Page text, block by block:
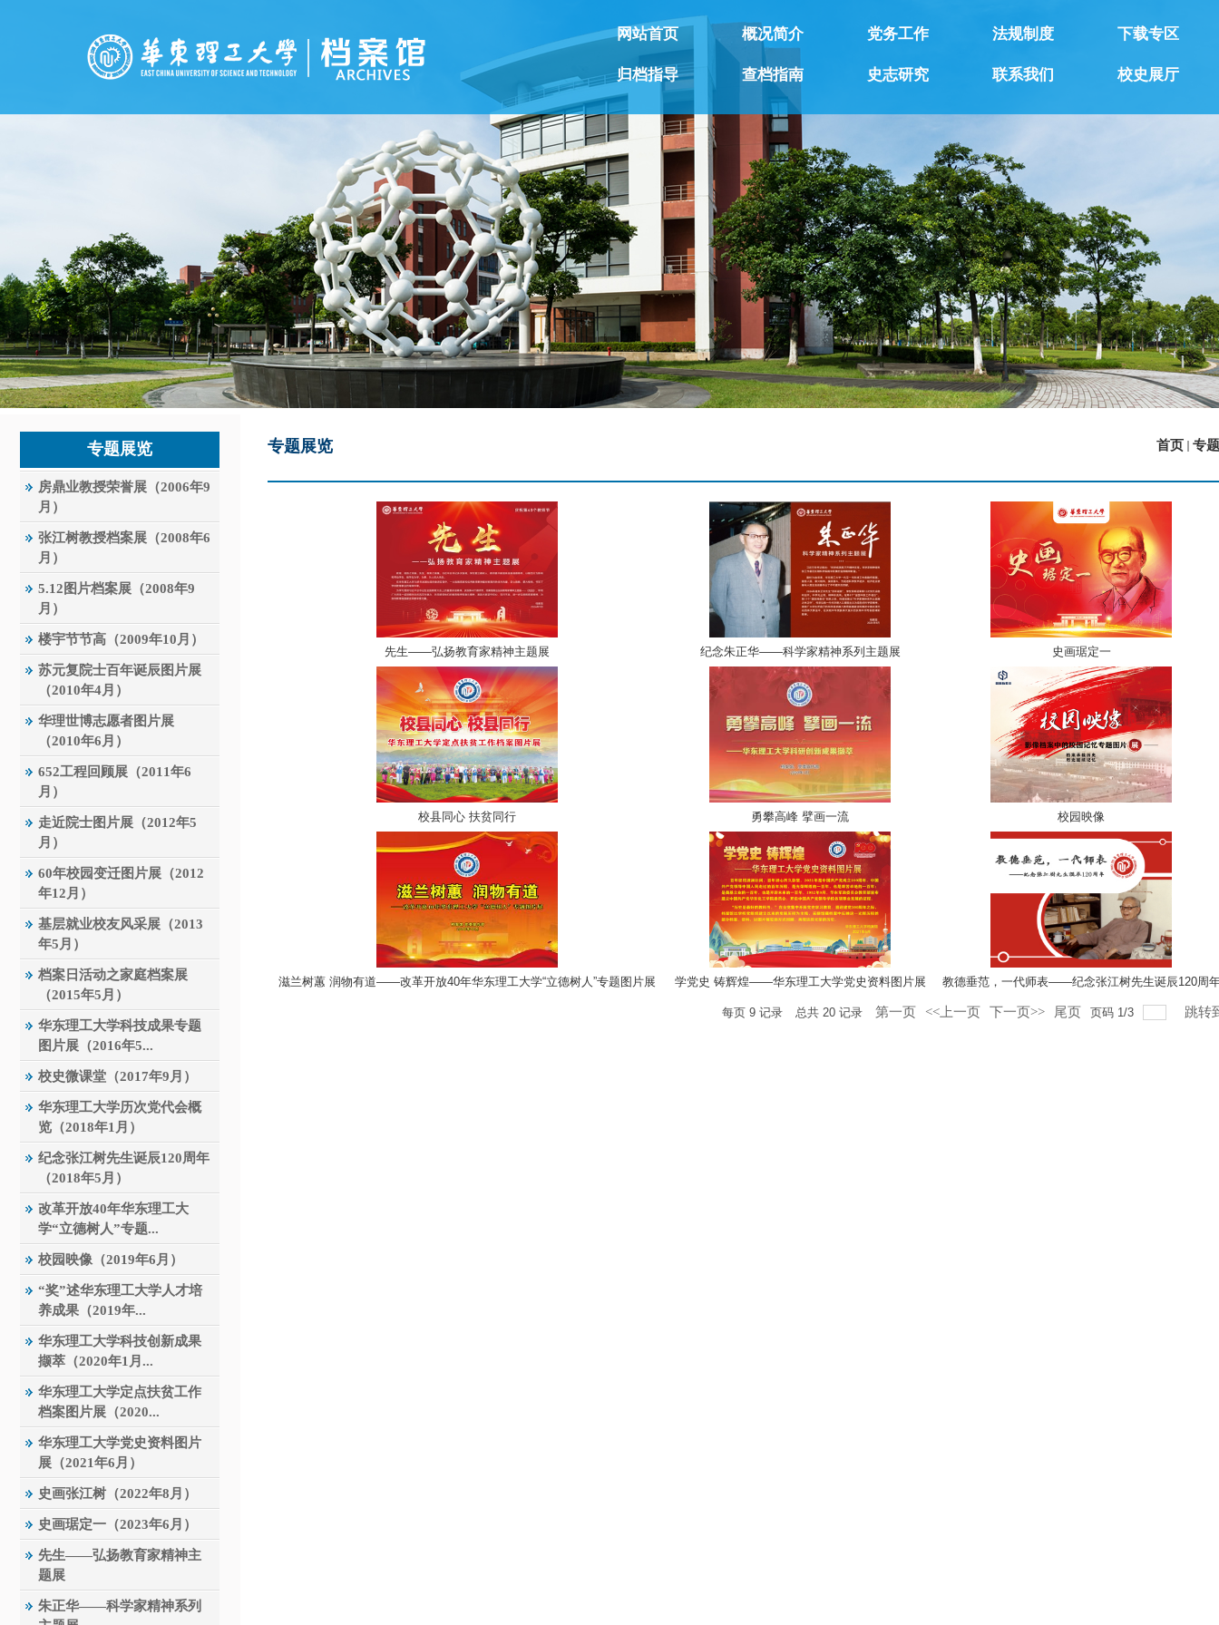
网站首页 概况简介 党务工作 法规制度 下载专区
归档指导 查档指南 史志研究 联系我们 校史展厅
专题展览
房鼎业教授荣誉展（2006年9
月）
张江树教授档案展（2008年6
月）
5.12图片档案展（2008年9
月）
楼宇节节高（2009年10月）
苏元复院士百年诞辰图片展
（2010年4月）
华理世博志愿者图片展
（2010年6月）
652工程回顾展（2011年6
月）
走近院士图片展（2012年5
月）
60年校园变迁图片展（2012
年12月）
基层就业校友风采展（2013
年5月）
档案日活动之家庭档案展
（2015年5月）
华东理工大学科技成果专题
图片展（2016年5...
校史微课堂（2017年9月）
华东理工大学历次党代会概
览（2018年1月）
纪念张江树先生诞辰120周年
（2018年5月）
改革开放40年华东理工大
学“立德树人”专题...
校园映像（2019年6月）
“奖”述华东理工大学人才培
养成果（2019年...
华东理工大学科技创新成果
撷萃（2020年1月...
华东理工大学定点扶贫工作
档案图片展（2020...
华东理工大学党史资料图片
展（2021年6月）
史画张江树（2022年8月）
史画琚定一（2023年6月）
先生——弘扬教育家精神主
题展
朱正华——科学家精神系列
专题展览 首页 专
先生——弘扬教育家精神主题展 纪念朱正华——科学家精神系列主题展 史画琚定一
校县同心 扶贫同行 勇攀高峰 擘画一流 校园映像
滋兰树蕙 润物有道——改革开放40年华东理工大学“立德树人”专题图片展 学党史 铸辉煌——华东理工大学党史资料图片展 教德垂范，一代师表——纪念张江树先生诞辰120周
每页 9 记录 总共 20 记录 第一页 <<上一页 下一页>> 尾页 页码 1/3 跳转